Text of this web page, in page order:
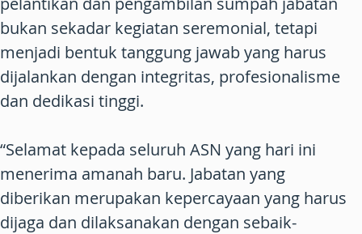
bukan sekadar kegiatan seremonial, tetapi
menjadi bentuk tanggung jawab yang harus
dijalankan dengan integritas, profesionalisme
dan dedikasi tinggi.
“Selamat kepada seluruh ASN yang hari ini
menerima amanah baru. Jabatan yang
diberikan merupakan kepercayaan yang harus
dijaga dan dilaksanakan dengan sebaik-